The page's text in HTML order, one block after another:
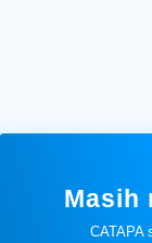
Masih
CATAPA